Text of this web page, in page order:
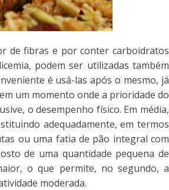
de fibras e por conter carboidratos
podem ser utilizadas também
é usá-las após o mesmo, já
um momento onde a prioridade do
o desempenho físico. Em média,
adequadamente, em termos
ou uma fatia de pão integral com
de uma quantidade pequena de
o que permite, no segundo, a
moderada.